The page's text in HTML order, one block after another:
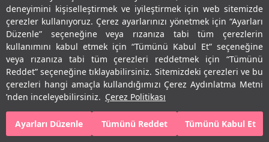
deneyimini kişiselleştirmek ve iyileştirmek için web sitemizde
çerezler kullanıyoruz. Çerez ayarlarınızı yönetmek için “Ayarları
Düzenle” seçeneğine veya rızanıza tabi tüm çerezlerin
kullanımını kabul etmek için “Tümünü Kabul Et” seçeneğine
veya rızanıza tabi tüm çerezleri reddetmek için “Tümünü
Reddet” seçeneğine tıklayabilirsiniz. Sitemizdeki çerezleri ve bu
çerezleri hangi amaçla kullandığımızı Çerez Aydınlatma Metni
’nden inceleyebilirsiniz. Çerez Politikası
Ayarları Düzenle Tümünü Reddet Tümünü Kabul Et
Uygulamalarımız
T -SoftE-TicaretSistemleriyle Hazırlanmıştır.